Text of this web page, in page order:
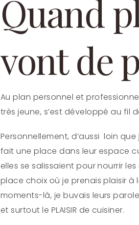
Quand
vont de
Au plan personnel et
très jeune, s’est développé au fil
Personnellement, d’aussi loin
fait une place dans leur espace
elles se salissaient pour nourrir
place choix où je prenais plaisir à
moments-là, je buvais leurs
et surtout le PLAISIR de cuisiner.